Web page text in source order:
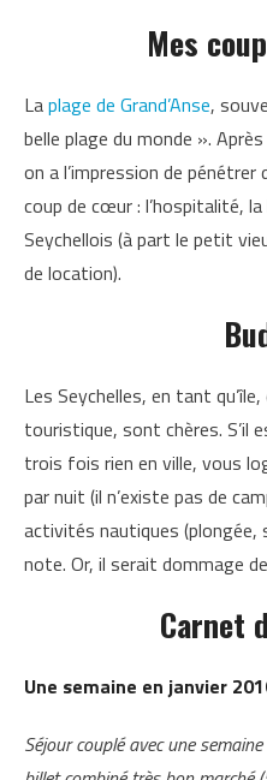
Mes
Laplage de Grand’Anse,
belle plage du monde ».
on a l’impression de
coup de cœur : l’hospitalité,
Seychellois (à part le petit
de location).
Les Seychelles, en tant
touristique, sont chères. S’il
trois fois rien en ville, vous
par nuit (il n’existe pas de
activités nautiques (plongée,
note. Or, il serait dommage
Carnet
Une semaine en janvier
Séjour couplé avec une